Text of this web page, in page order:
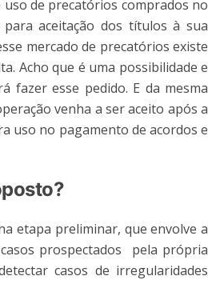
de precatórios comprados no
aceitação dos títulos à sua
mercado de precatórios existe
Acho que é uma possibilidade e
fazer esse pedido. E da mesma
venha a ser aceito após a
uso no pagamento de acordos e
etapa preliminar, que envolve a
prospectados pela própria
casos de irregularidades